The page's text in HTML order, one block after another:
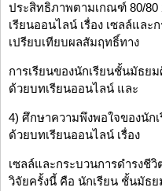
ประสิทธิภาพตามเกณฑ์ 80/
เรียนออนไลน์ เรื่อง เซลล์แล
เปรียบเทียบผลสัมฤทธิ์ทาง
การเรียนของนักเรียนชั้นมัธย
ด้วยบทเรียนออนไลน์ และ
4) ศึกษาความพึงพอใจของนัก
ด้วยบทเรียนออนไลน์ เรื่อง
เซลล์และกระบวนการดำรงชี
วิจัยครั้งนี้ คือ นักเรียน ชั้นมัธ